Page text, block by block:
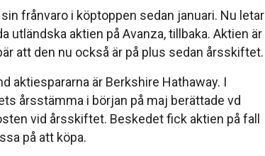
frånvaro i köptoppen sedan januari. Nu letar
utländska aktien på Avanza, tillbaka. Aktien är
att den nu också är på plus sedan årsskiftet.
aktiespararna är Berkshire Hathaway. I
årsstämma i början på maj berättade vd
vid årsskiftet. Beskedet fick aktien på fall
på att köpa.